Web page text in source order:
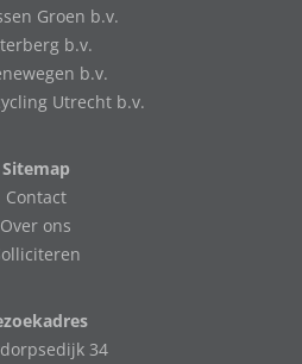
Groen b.v.
b.v.
b.v.
Utrecht b.v.
Sitemap
Contact
Over ons
34